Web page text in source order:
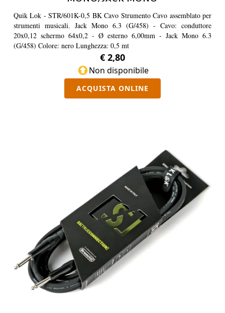
Quik Lok - STR/601K-0,5 BK Cavo Strumento Cavo assemblato per
strumenti musicali. Jack Mono 6.3 (G/458) - Cavo: conduttore
20x0,12 schermo 64x0,2 - Ø esterno 6,00mm - Jack Mono 6.3
(G/458) Colore: nero Lunghezza: 0,5 mt
€ 2,80
Non disponibile
ACQUISTA ONLINE